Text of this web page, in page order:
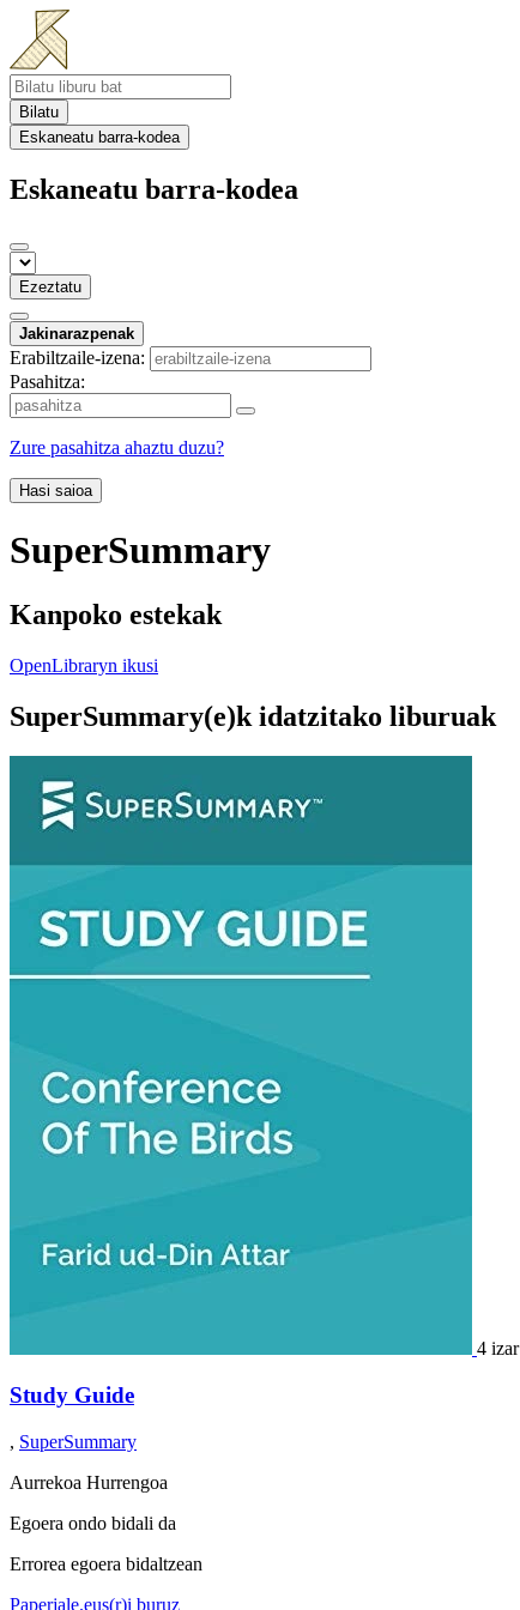
Bilatu
Eskaneatu barra-kodea
Eskaneatu barra-kodea
Ezeztatu
Jakinarazpenak
Erabiltzaile-izena:
Pasahitza:
Zure pasahitza ahaztu duzu?
Hasi saioa
SuperSummary
Kanpoko estekak
OpenLibraryn ikusi
SuperSummary(e)k idatzitako liburuak
4 izar
Study Guide
, SuperSummary
Aurrekoa Hurrengoa
Egoera ondo bidali da
Errorea egoera bidaltzean
Paperjale.eus(r)i buruz